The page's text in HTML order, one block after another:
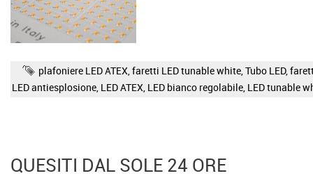
plafoniere LED ATEX,faretti LED tunable white,Tubo LED,
LED antiesplosione, LED ATEX, LED bianco regolabile, LED tunable
QUESITI DAL SOLE 24 ORE